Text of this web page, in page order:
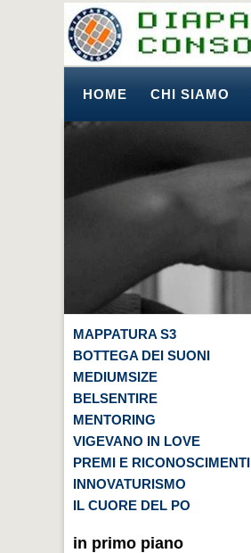
HOME CHI SIAMO
MAPPATURA S3
BOTTEGA DEI SUONI
MEDIUMSIZE
BELSENTIRE
MENTORING
VIGEVANO IN LOVE
PREMI E RICONOSCIMENTI
INNOVATURISMO
IL CUORE DEL PO
in primo piano